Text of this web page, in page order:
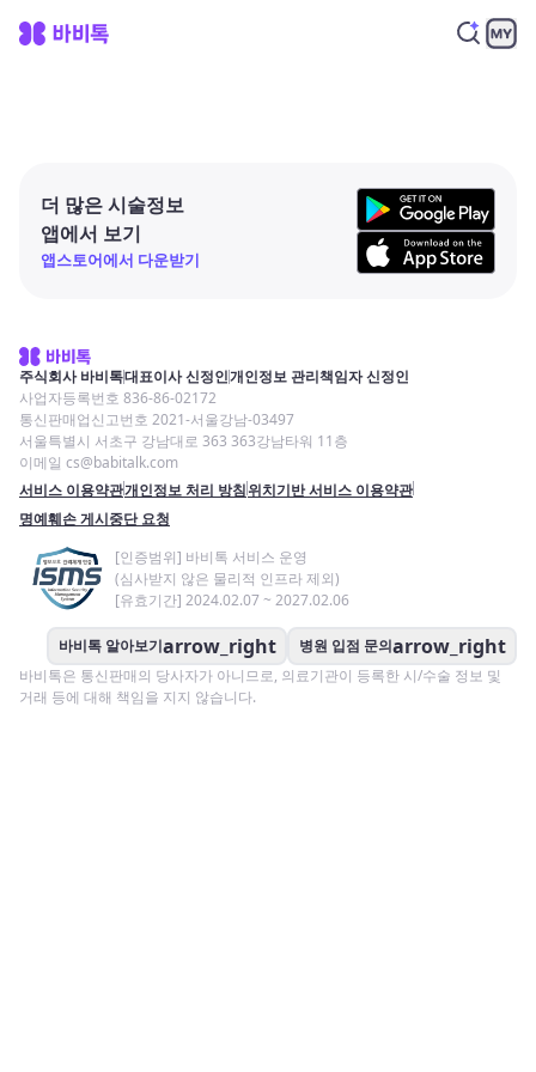
더 많은 시술정보
앱에서 보기
앱스토어에서 다운받기
주식회사 바비톡대표이사 신정인개인정보 관리책임자 신정인
사업자등록번호 836-86-02172
통신판매업신고번호 2021-서울강남-03497
서울특별시 서초구 강남대로 363 363강남타워 11층
이메일 cs@babitalk.com
서비스 이용약관개인정보 처리 방침위치기반 서비스 이용약관
명예훼손 게시중단 요청
[인증범위] 바비톡 서비스 운영
(심사받지 않은 물리적 인프라 제외)
[유효기간] 2024.02.07 ~ 2027.02.06
바비톡 알아보기arrow_right 병원 입점 문의arrow_right
바비톡은 통신판매의 당사자가 아니므로, 의료기관이 등록한 시/수술 정보 및
거래 등에 대해 책임을 지지 않습니다.